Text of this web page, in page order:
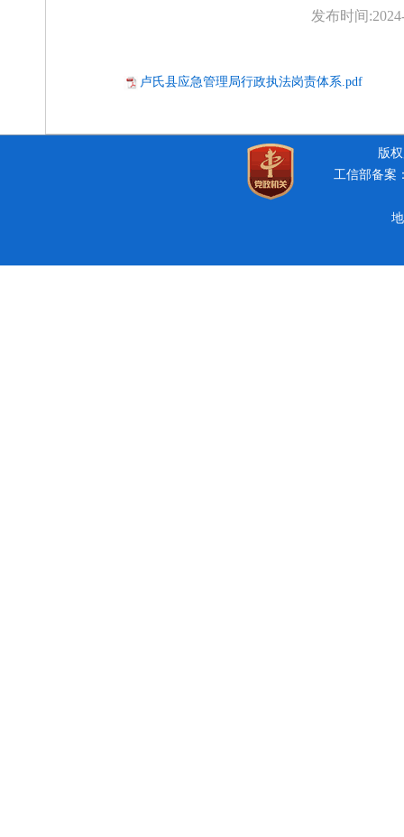
发布时间:
卢氏县应急管理局行政执法岗责体系.pdf
版
工信部备案